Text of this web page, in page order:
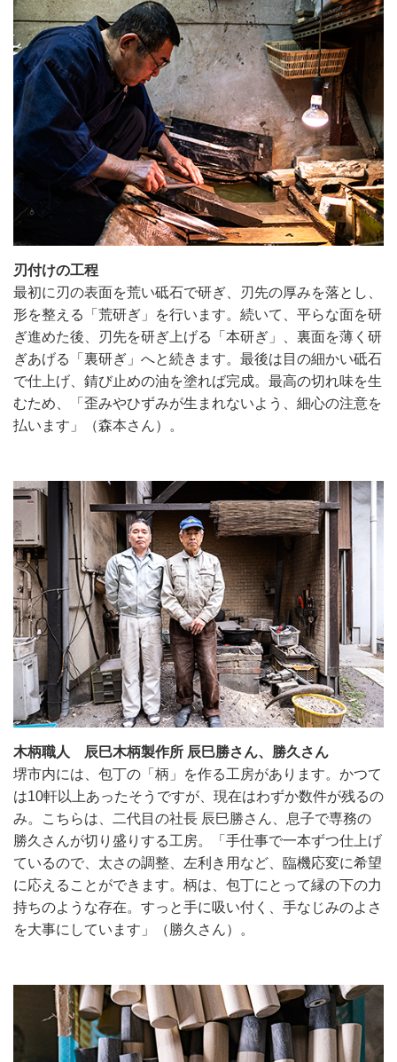
刃付けの工程
最初に刃の表面を荒い砥石で研ぎ、刃先の厚みを落とし、
形を整える「荒研ぎ」を行います。続いて、平らな面を研
ぎ進めた後、刃先を研ぎ上げる「本研ぎ」、裏面を薄く研
ぎあげる「裏研ぎ」へと続きます。最後は目の細かい砥石
で仕上げ、錆び止めの油を塗れば完成。最高の切れ味を生
むため、「歪みやひずみが生まれないよう、細心の注意を
払います」（森本さん）。
木柄職人 辰巳木柄製作所 辰巳勝さん、勝久さん
堺市内には、包丁の「柄」を作る工房があります。かつて
は10軒以上あったそうですが、現在はわずか数件が残るの
み。こちらは、二代目の社長 辰巳勝さん、息子で専務の
勝久さんが切り盛りする工房。「手仕事で一本ずつ仕上げ
ているので、太さの調整、左利き用など、臨機応変に希望
に応えることができます。柄は、包丁にとって縁の下の力
持ちのような存在。すっと手に吸い付く、手なじみのよさ
を大事にしています」（勝久さん）。